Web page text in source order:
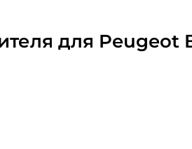
для Peugeot